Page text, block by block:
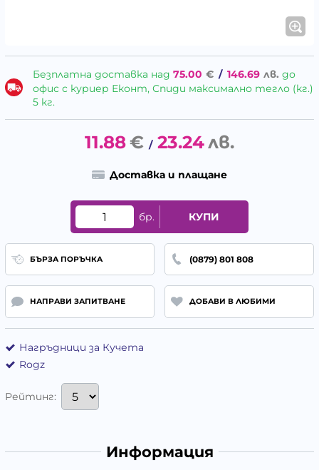
Безплатна доставка над 75.00 € / 146.69 лв. до
офис с куриер Еконт, Спиди максимално тегло (кг.)
5 кг.
11.88€ / 23.24лв.
Доставка и плащане
бр. КУПИ
БЪРЗА ПОРЪЧКА (0879) 801 808
НАПРАВИ ЗАПИТВАНЕ ДОБАВИ В ЛЮБИМИ
Нагръдници за Кучета
Rogz
Рейтинг:
Информация